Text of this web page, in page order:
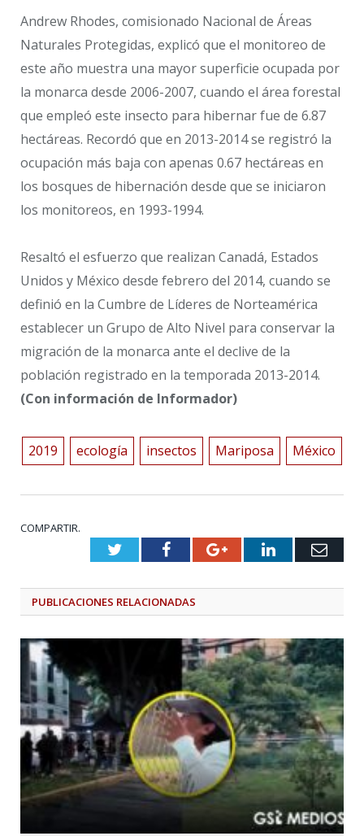
Andrew Rhodes, comisionado Nacional de Áreas
Naturales Protegidas, explicó que el monitoreo de
este año muestra una mayor superficie ocupada por
la monarca desde 2006-2007, cuando el área forestal
que empleó este insecto para hibernar fue de 6.87
hectáreas. Recordó que en 2013-2014 se registró la
ocupación más baja con apenas 0.67 hectáreas en
los bosques de hibernación desde que se iniciaron
los monitoreos, en 1993-1994.
Resaltó el esfuerzo que realizan Canadá, Estados
Unidos y México desde febrero del 2014, cuando se
definió en la Cumbre de Líderes de Norteamérica
establecer un Grupo de Alto Nivel para conservar la
migración de la monarca ante el declive de la
población registrado en la temporada 2013-2014.
(Con información de Informador)
2019 ecología insectos Mariposa México
COMPARTIR.
TwitterFacebookGoogle+LinkedIn
PUBLICACIONES RELACIONADAS